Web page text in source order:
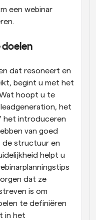
een webinar
doelen
dat resoneert en
begint u met het
hoopt u te
het
het introduceren
van goed
de structuur en
helpt u
dat ze
is om
te definiëren
in het